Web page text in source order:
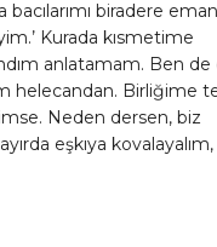
biradere
Kurada kısmetime
anlatamam. Ben de
helecandan. Birliğime
Neden dersen, biz
eşkıya kovalayalım,